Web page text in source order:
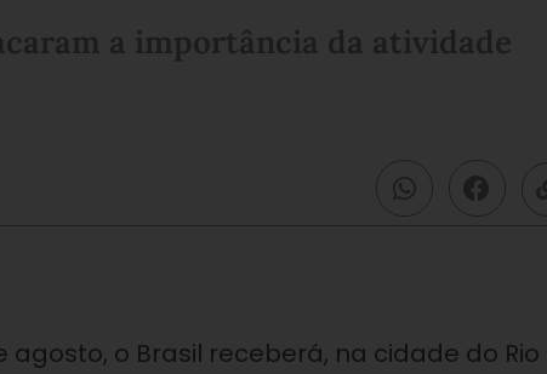
a importância da atividade
agosto, o Brasil receberá, na cidade do Rio